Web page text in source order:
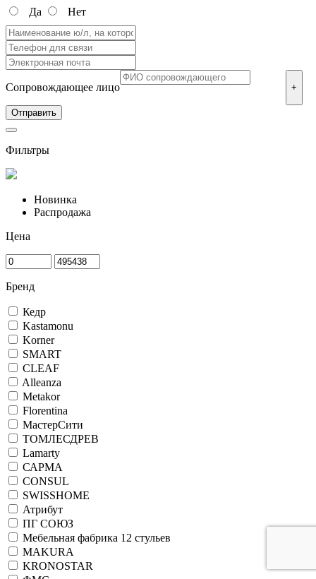
Да Нет
Сопровождающее лицо +
Фильтры
Новинка
Распродажа
Цена
Бренд
Кедр
Kastamonu
Korner
SMART
CLEAF
Alleanza
Metakor
Florentina
МастерСити
ТОМЛЕСДРЕВ
Lamarty
САРМА
CONSUL
SWISSHOME
Атрибут
ПГ СОЮЗ
Мебельная фабрика 12 стульев
MAKURA
KRONOSTAR